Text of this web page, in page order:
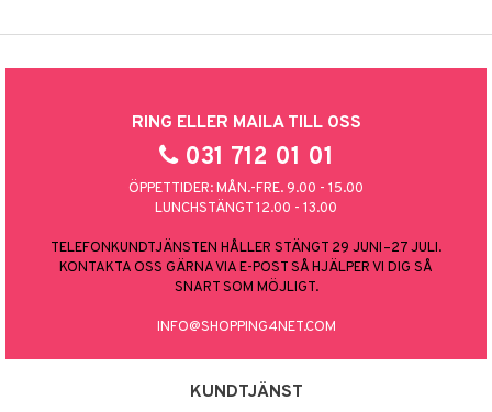
RING ELLER MAILA TILL OSS
031 712 01 01
ÖPPETTIDER: MÅN.-FRE. 9.00 - 15.00
LUNCHSTÄNGT 12.00 - 13.00
TELEFONKUNDTJÄNSTEN HÅLLER STÄNGT 29 JUNI–27 JULI.
KONTAKTA OSS GÄRNA VIA E-POST SÅ HJÄLPER VI DIG SÅ
SNART SOM MÖJLIGT.
INFO@SHOPPING4NET.COM
KUNDTJÄNST